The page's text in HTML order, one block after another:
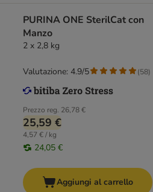
PURINA ONE SterilCat con
Manzo
2 x 2,8 kg
Prezzo reg. 26,78 €
25,59 €
4,57 € / kg
24,05 €
Valutazione: 4.9/5 (58)
Aggiungi al carrello